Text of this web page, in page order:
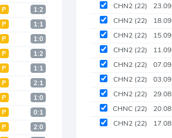
Р 1:2
Р 1:1
Р 1:0
Р 1:2
Р 1:1
Р 2:1
Р 1:0
Р 0:1
Р 2:0
CHN2 (22) 23.09
CHN2 (22) 18.09
CHN2 (22) 15.09
CHN2 (22) 11.09
CHN2 (22) 07.09
CHN2 (22) 03.09
CHN2 (22) 29.08
CHNC (22) 20.08
CHN2 (22) 17.08